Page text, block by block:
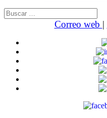
Buscar:
Correo web |